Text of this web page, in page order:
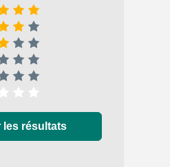
les résultats